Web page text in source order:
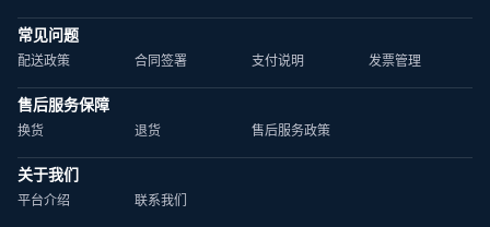
常见问题
配送政策 合同签署 支付说明 发票管理
售后服务保障
换货 退货 售后服务政策
关于我们
平台介绍 联系我们